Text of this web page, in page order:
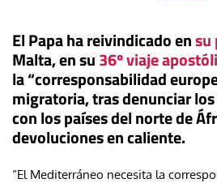
El Papa ha reivindicado ensu
Malta, en su36º viaje
la “corresponsabilidad
migratoria, tras denunciar
con los países del norte de
devoluciones en caliente.
“El Mediterráneo necesita la